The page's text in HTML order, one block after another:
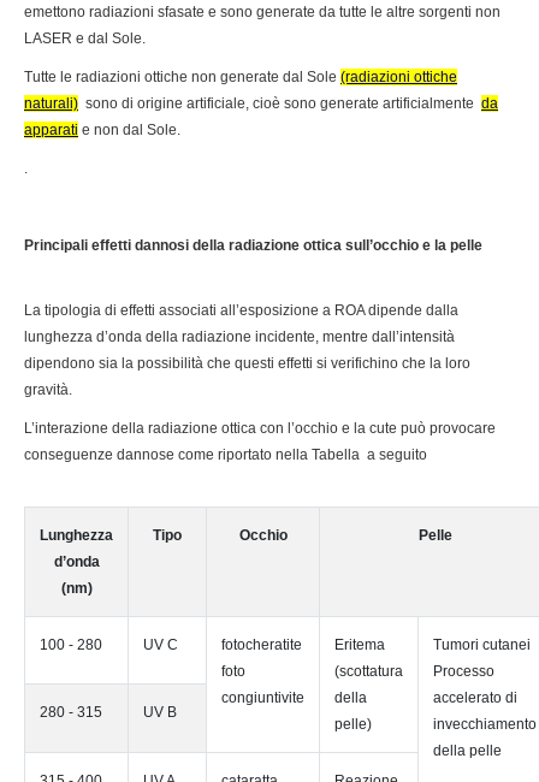
emettono radiazioni sfasate e sono generate da tutte le altre sorgenti non
LASER e dal Sole.
Tutte le radiazioni ottiche non generate dal Sole (radiazioni ottiche
naturali) sono di origine artificiale, cioè sono generate artificialmente da
apparati e non dal Sole.
.
Principali effetti dannosi della radiazione ottica sull’occhio e la pelle
La tipologia di effetti associati all’esposizione a ROA dipende dalla
lunghezza d’onda della radiazione incidente, mentre dall’intensità
dipendono sia la possibilità che questi effetti si verifichino che la loro
gravità.
L’interazione della radiazione ottica con l’occhio e la cute può provocare
conseguenze dannose come riportato nella Tabella a seguito
Lunghezza
d’onda
(nm)
Tipo Occhio Pelle
100 - 280 UV C
fotocheratite
foto
congiuntivite
Eritema
(scottatura
della
pelle)
Tumori cutanei
Processo
accelerato di
invecchiamento
della pelle
280 - 315 UV B